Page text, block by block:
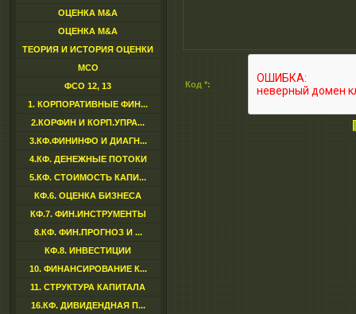
ОЦЕНКА M&A
ОЦЕНКА M&A
ТЕОРИЯ И ИСТОРИЯ ОЦЕНКИ
МСО
ФСО 12, 13
1. КОРПОРАТИВНЫЕ ФИН...
2.КОРФИН И КОРП.УПРА...
3.КФ.ФИНИНФО И ДИАГН...
4.КФ. ДЕНЕЖНЫЕ ПОТОКИ
5.КФ. СТОИМОСТЬ КАПИ...
КФ.6. ОЦЕНКА БИЗНЕСА
КФ.7. ФИН.ИНСТРУМЕНТЫ
8.КФ. ФИН.ПРОГНОЗ И ...
КФ.8. ИНВЕСТИЦИИ
10. ФИНАНСИРОВАНИЕ К...
11. СТРУКТУРА КАПИТАЛА
16.КФ. ДИВИДЕНДНАЯ П...
Код *: